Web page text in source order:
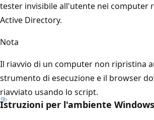
tester invisibile all'utente nei computer
Active Directory.
Nota
Il riavvio di un computer non ripristina
strumento di esecuzione e il browser
riavviato usando lo script.
Istruzioni per l'ambiente Windows